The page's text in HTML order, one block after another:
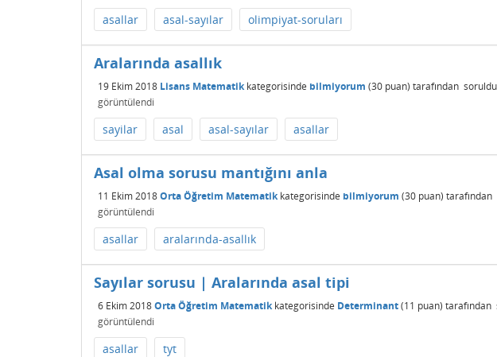
asallar asal-sayılar olimpiyat-soruları
Aralarında asallık
19 Ekim 2018 Lisans Matematikkategorisinde bilmiyorum (30 puan) tarafından soruldu
görüntülendi
sayilar asal asal-sayılar asallar
Asal olma sorusu mantığını anla
11 Ekim 2018Orta Öğretim Matematikkategorisinde bilmiyorum (30 puan) tarafından
görüntülendi
asallar aralarında-asallık
Sayılar sorusu | Aralarında asal tipi
6 Ekim 2018Orta Öğretim Matematikkategorisinde Determinant(11 puan) tarafından
görüntülendi
asallar tyt